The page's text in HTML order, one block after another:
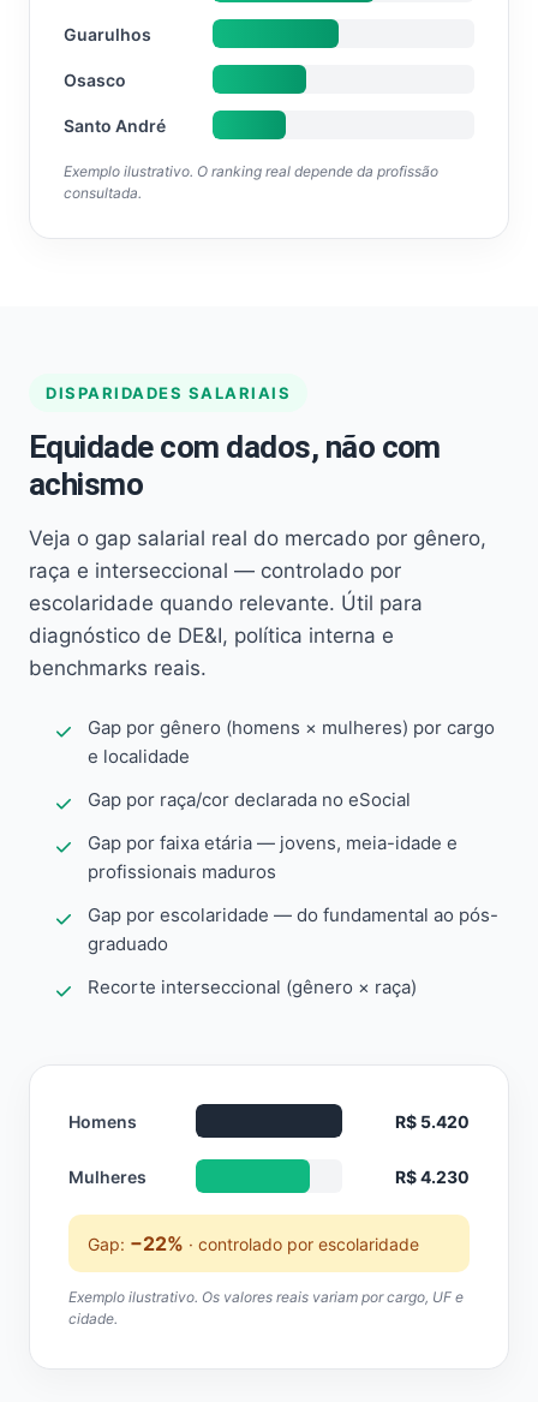
Guarulhos
Osasco
Santo André
Exemplo ilustrativo. O ranking real depende da profissão
consultada.
DISPARIDADES SALARIAIS
Equidade com dados, não com
achismo
Veja o gap salarial real do mercado por gênero,
raça e interseccional — controlado por
escolaridade quando relevante. Útil para
diagnóstico de DE&I, política interna e
benchmarks reais.
Gap por gênero (homens × mulheres) por cargo
e localidade
Gap por raça/cor declarada no eSocial
Gap por faixa etária — jovens, meia-idade e
profissionais maduros
Gap por escolaridade — do fundamental ao pós-
graduado
Recorte interseccional (gênero × raça)
Homens R$ 5.420
Mulheres R$ 4.230
Gap: −22% · controlado por escolaridade
Exemplo ilustrativo. Os valores reais variam por cargo, UF e
cidade.